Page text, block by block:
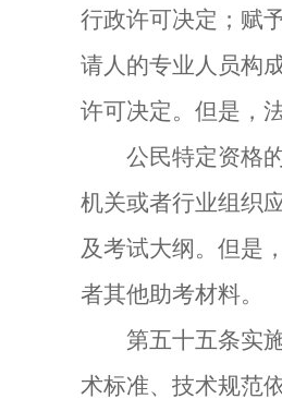
行政许可决定；赋
请人的专业人员构
许可决定。但是，
公民特定资格的
机关或者行业组织
及考试大纲。但是
者其他助考材料。
第五十五条实施
术标准、技术规范